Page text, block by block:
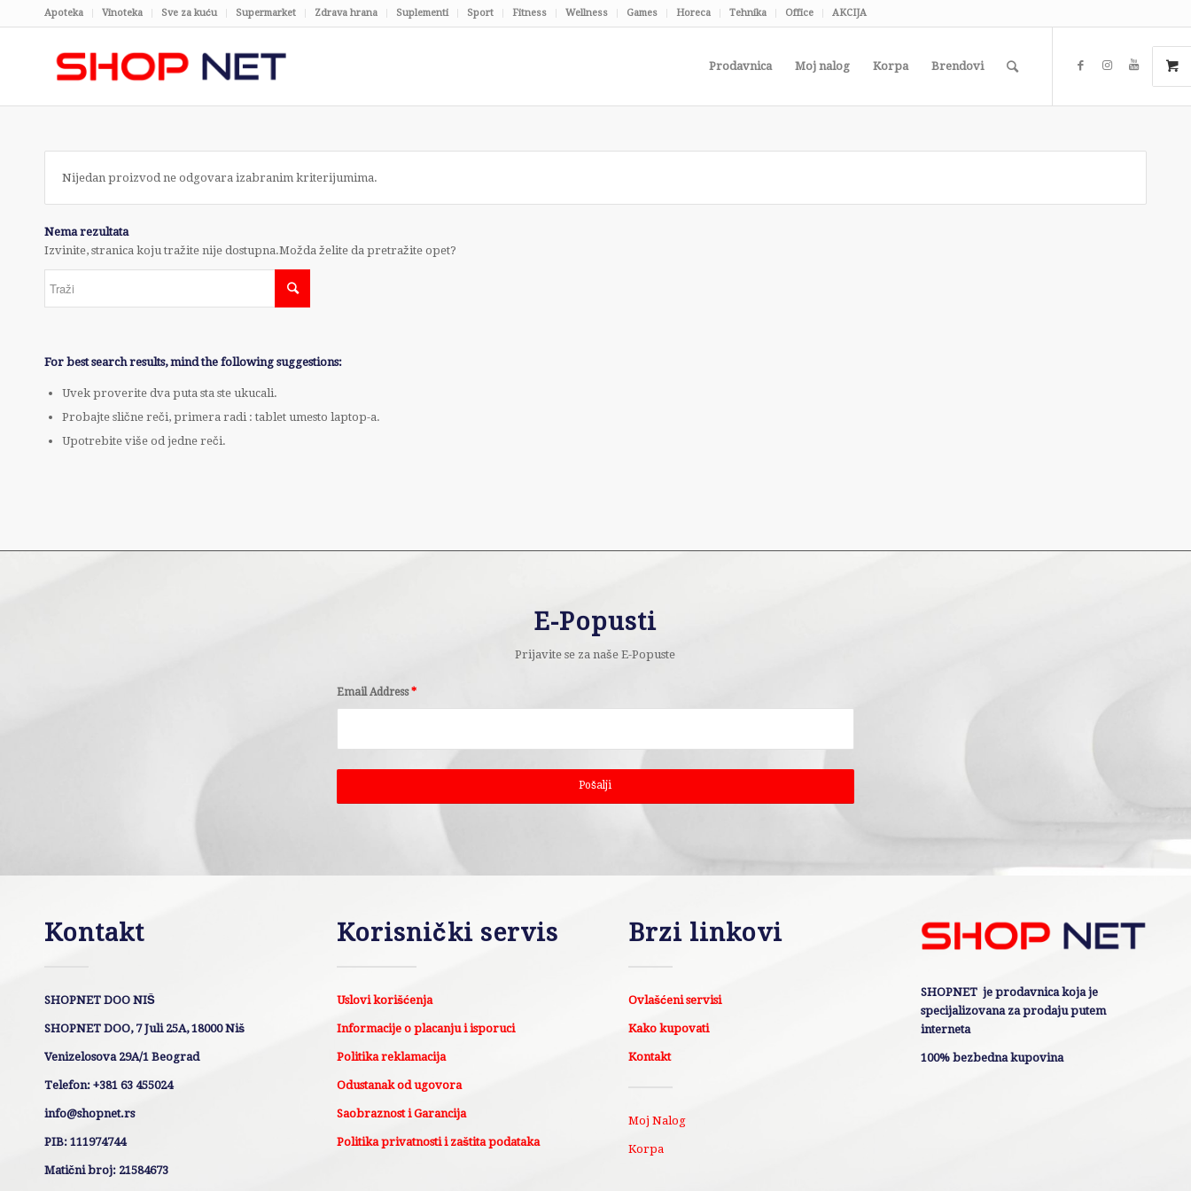
Apoteka Vinoteka Sve za kuću Supermarket Zdrava hrana Suplementi Sport Fitness Wellness Games Horeca Tehnika Office AKCIJA
Prodavnica Moj nalog Korpa Brendovi
Nijedan proizvod ne odgovara izabranim kriterijumima.
Nema rezultata
Izvinite, stranica koju tražite nije dostupna.Možda želite da pretražite opet?
For best search results, mind the following suggestions:
Uvek proverite dva puta sta ste ukucali.
Probajte slične reči, primera radi : tablet umesto laptop-a.
Upotrebite više od jedne reči.
E-Popusti
Prijavite se za naše E-Popuste
Email Address*
Kontakt
SHOPNET DOO NIŠ
SHOPNET DOO, 7 Juli 25A, 18000 Niš
Venizelosova 29A/1 Beograd
Telefon: +381 63 455024
info@shopnet.rs
PIB: 111974744
Matični broj: 21584673
Korisnički servis
Uslovi korišćenja
Informacije o placanju i isporuci
Politika reklamacija
Odustanak od ugovora
Saobraznost i Garancija
Politika privatnosti i zaštita podataka
Brzi linkovi
Ovlašćeni servisi
Kako kupovati
Kontakt
Moj Nalog
Korpa
SHOPNET je prodavnica koja je
specijalizovana za prodaju putem
interneta
100% bezbedna kupovina